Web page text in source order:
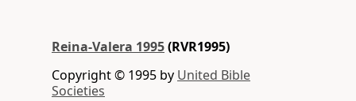
Reina-Valera 1995(RVR1995)
Copyright © 1995 by United Bible
Societies